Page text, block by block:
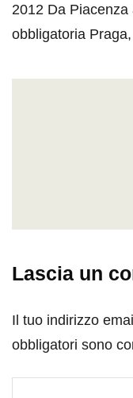
2012 Da
obbligatoria
Lascia un
Il tuo indirizzo
obbligatori sono